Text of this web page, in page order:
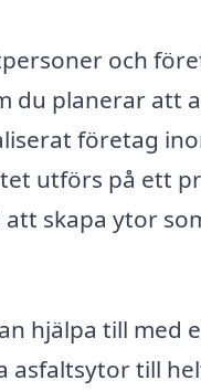
och
du planerar att
företag
utförs på ett
skapa ytor
hjälpa till med
asfaltsytor till